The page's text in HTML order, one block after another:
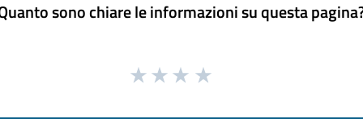
sono chiare le informazioni su questa